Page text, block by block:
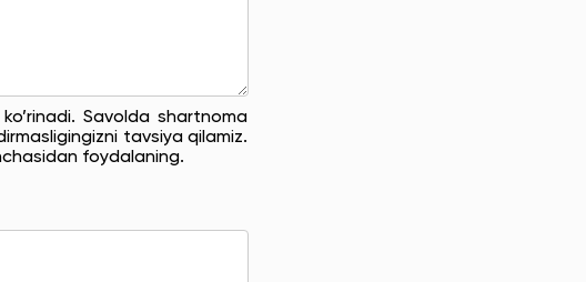
Savolda shartnoma
tavsiya qilamiz.
foydalaning.